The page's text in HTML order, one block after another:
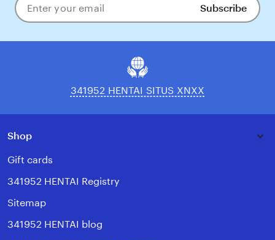
Enter
your
Subscribe
341952 HENTAI SITUS XNXX
Shop
Gift cards
341952 HENTAI Registry
Sitemap
341952 HENTAI blog